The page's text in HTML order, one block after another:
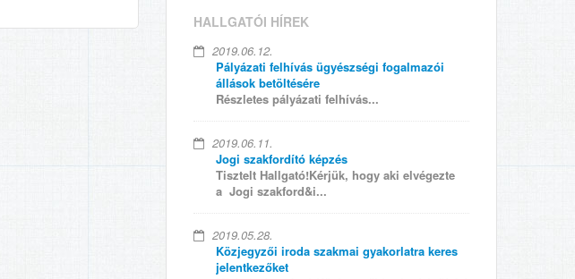
HALLGATÓI HÍREK
2019.06.12.
Pályázati felhívás ügyészségi fogalmazói
állások betöltésére
Részletes pályázati felhívás...
2019.06.11.
Jogi szakfordító képzés
Tisztelt Hallgató!Kérjük, hogy aki elvégezte
a Jogi szakford&i...
2019.05.28.
Közjegyzői iroda szakmai gyakorlatra keres
jelentkezőket